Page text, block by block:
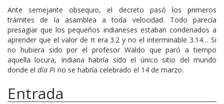
Ante semejante obsequio, el decreto pasó los primeros
trámites de la asamblea a toda velocidad. Todo parecía
presagiar que los pequeños indianeses estaban condenados a
aprender que el valor de π era 3.2 y no el interminable 3.14… Si
no hubiera sido por el profesor Waldo que paró a tiempo
aquella locura, Indiana habría sido el único sitio del mundo
donde el día Pi no se habría celebrado el 14 de marzo.
Entrada